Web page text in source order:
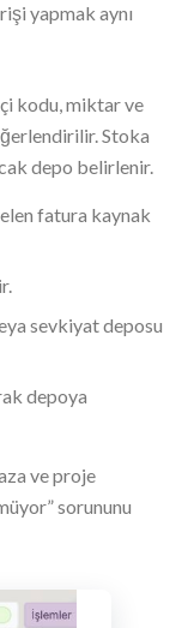
yapmak aynı
kodu, miktar ve
Stoka
depo belirlenir.
fatura kaynak
sevkiyat deposu
depoya
ve proje
sorununu